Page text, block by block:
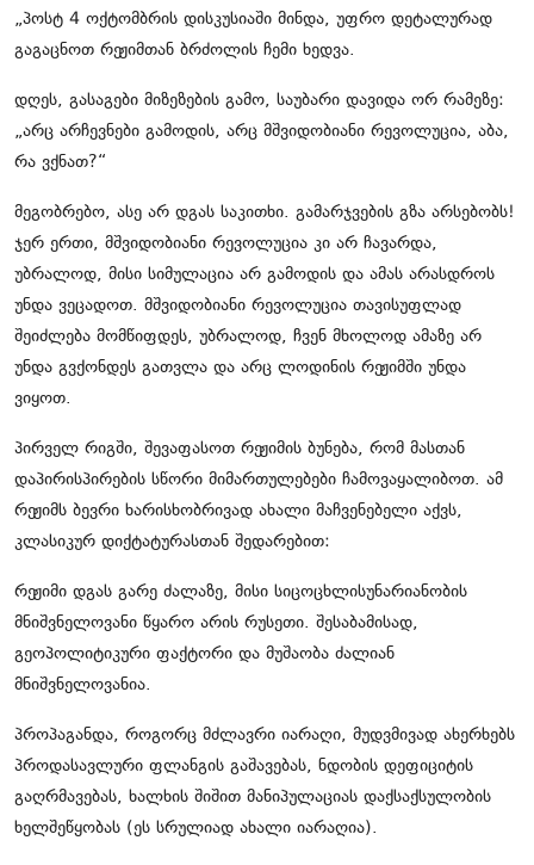
„პოსტ 4 ოქტომბრის დისკუსიაში მინდა, უფრო დეტალურად
გაგაცნოთ რეჟიმთან ბრძოლის ჩემი ხედვა.
დღეს, გასაგები მიზეზების გამო, საუბარი დავიდა ორ რამეზე:
„არც არჩევნები გამოდის, არც მშვიდობიანი რევოლუცია, აბა,
რა ვქნათ?“
მეგობრებო, ასე არ დგას საკითხი. გამარჯვების გზა არსებობს!
ჯერ ერთი, მშვიდობიანი რევოლუცია კი არ ჩავარდა,
უბრალოდ, მისი სიმულაცია არ გამოდის და ამას არასდროს
უნდა ვეცადოთ. მშვიდობიანი რევოლუცია თავისუფლად
შეიძლება მომწიფდეს, უბრალოდ, ჩვენ მხოლოდ ამაზე არ
უნდა გვქონდეს გათვლა და არც ლოდინის რეჟიმში უნდა
ვიყოთ.
პირველ რიგში, შევაფასოთ რეჟიმის ბუნება, რომ მასთან
დაპირისპირების სწორი მიმართულებები ჩამოვაყალიბოთ. ამ
რეჟიმს ბევრი ხარისხობრივად ახალი მაჩვენებელი აქვს,
კლასიკურ დიქტატურასთან შედარებით:
რეჟიმი დგას გარე ძალაზე, მისი სიცოცხლისუნარიანობის
მნიშვნელოვანი წყარო არის რუსეთი. შესაბამისად,
გეოპოლიტიკური ფაქტორი და მუშაობა ძალიან
მნიშვნელოვანია.
პროპაგანდა, როგორც მძლავრი იარაღი, მუდვმივად ახერხებს
პროდასავლური ფლანგის გაშავებას, ნდობის დეფიციტის
გაღრმავებას, ხალხის შიშით მანიპულაციას დაქსაქსულობის
ხელშეწყობას (ეს სრულიად ახალი იარაღია).